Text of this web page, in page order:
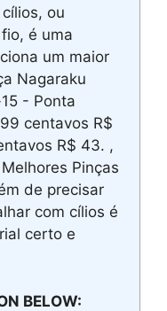
ou
é uma
um maior
Nagaraku
- Ponta
centavos R$
R$ 43. ,
Pinças
de precisar
com cílios é
certo e
BELOW: